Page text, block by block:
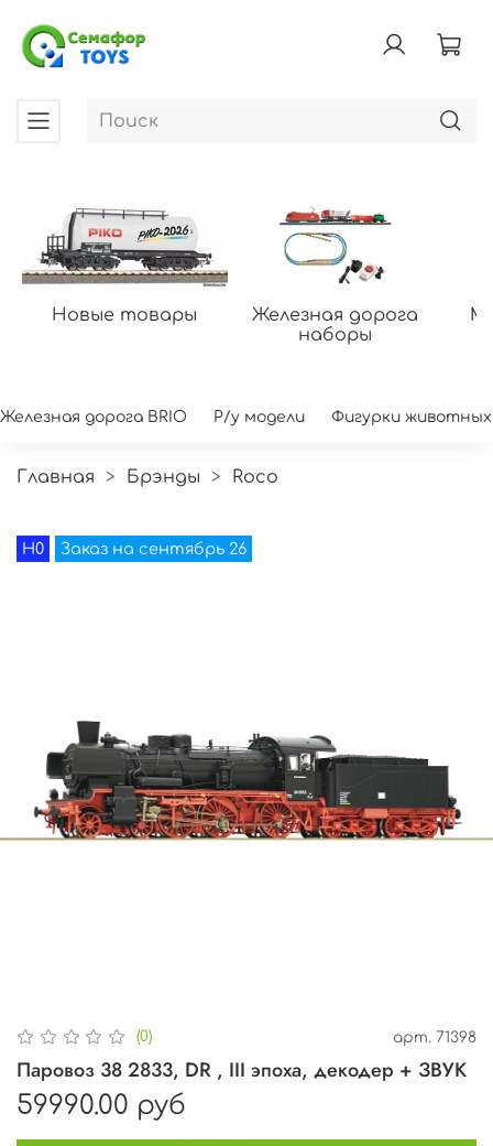
Новые товары
Железная дорога
наборы
Железная дорога BRIO Р/у модели Фигурки животных
Главная Брэнды Roco
H0 Заказ на сентябрь 26
(0) арт. 71398
Паровоз 38 2833, DR , III эпоха, декодер + ЗВУК
59990.00 руб